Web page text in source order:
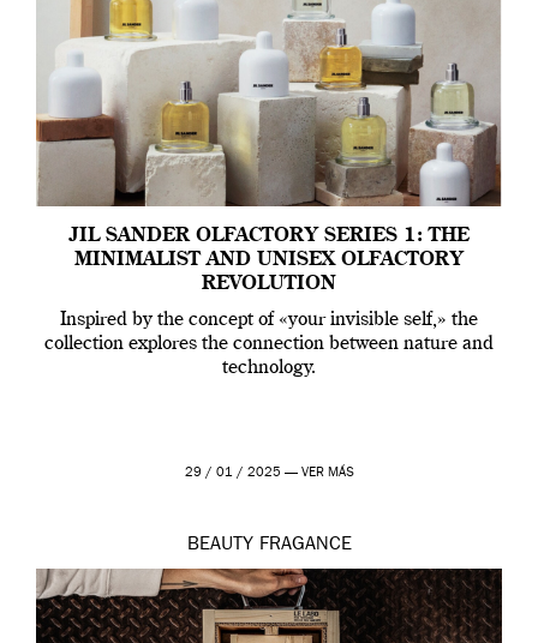
JIL SANDER OLFACTORY SERIES 1: THE
MINIMALIST AND UNISEX OLFACTORY
REVOLUTION
Inspired by the concept of «your invisible self,» the
collection explores the connection between nature and
technology.
29 / 01 / 2025 — VER MÁS
BEAUTY FRAGANCE